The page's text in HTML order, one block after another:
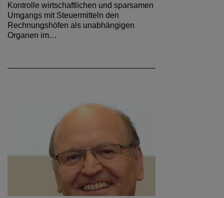
Kontrolle wirtschaftlichen und sparsamen
Umgangs mit Steuermitteln den
Rechnungshöfen als unabhängigen
Organen im…